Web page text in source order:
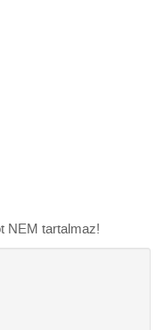
NEM tartalmaz!